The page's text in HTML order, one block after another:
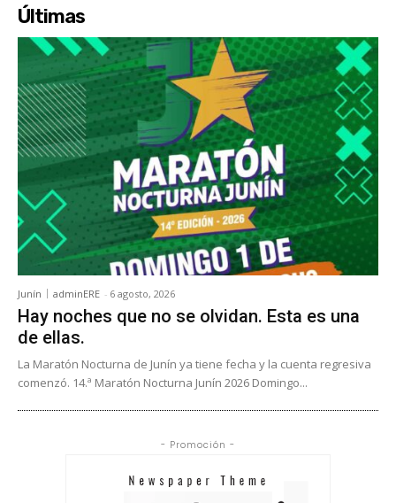
Últimas
Junín adminERE - 6 agosto, 2026
Hay noches que no se olvidan. Esta es una
de ellas.
La Maratón Nocturna de Junín ya tiene fecha y la cuenta regresiva
comenzó. 14.ª Maratón Nocturna Junín 2026 Domingo...
- Promoción -